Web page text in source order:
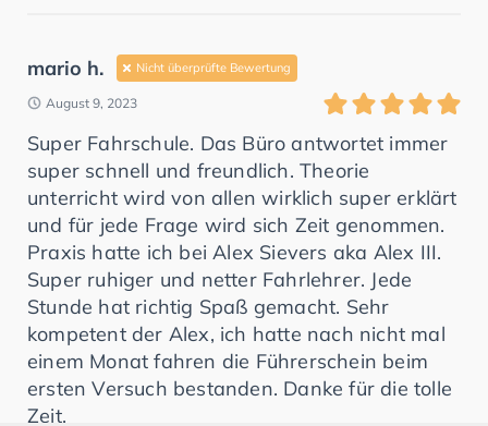
mario h. Nicht überprüfte Bewertung
August 9, 2023
Super Fahrschule. Das Büro antwortet immer
super schnell und freundlich. Theorie
unterricht wird von allen wirklich super erklärt
und für jede Frage wird sich Zeit genommen.
Praxis hatte ich bei Alex Sievers aka Alex III.
Super ruhiger und netter Fahrlehrer. Jede
Stunde hat richtig Spaß gemacht. Sehr
kompetent der Alex, ich hatte nach nicht mal
einem Monat fahren die Führerschein beim
ersten Versuch bestanden. Danke für die tolle
Zeit.